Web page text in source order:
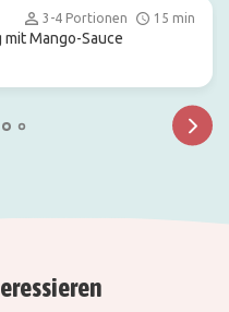
3-4 Portionen 15 min
Mango-Sauce